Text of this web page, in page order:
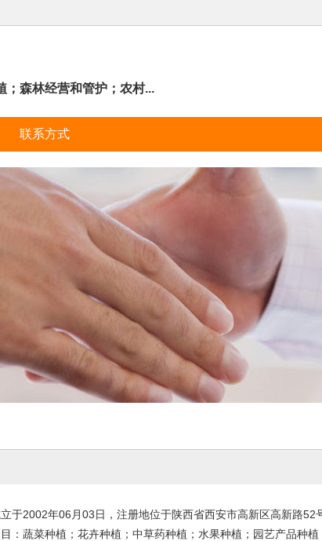
；森林经营和管护；农村...
联系方式
于2002年06月03日，注册地位于陕西省西安市高新区高新路
：蔬菜种植；花卉种植；中草药种植；水果种植；园艺产品种